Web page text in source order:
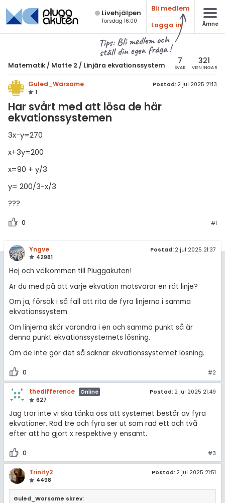
Live­hjälpen
Torsdag 16:00
Bli medlem
Logga in
Ämne
Tips: Bli medlem och
ställ din egen fråga !
Matematik / Matte 2 / Linjära ekvationssystem 7
SVAR
321
VISNINGAR
Guled_Warsame
1
Postad: 2 jul 2025 21:13
Har svårt med att lösa de här
ekvationssystemen
3x-y=270
x+3y=200
x=90 + y/3
y= 200/3-x/3
???
0 #1
Yngve
42981
Postad: 2 jul 2025 21:37
Hej och välkommen till Pluggakuten!
Är du med på att varje ekvation motsvarar en rät linje?
Om ja, försök i så fall att rita de fyra linjerna i samma
ekvationssystem.
Om linjerna skär varandra i en och samma punkt så är
denna punkt ekvationssystemets lösning.
Om de inte gör det så saknar ekvationssystemet lösning.
0 #2
thedifference
Online
627
Postad: 2 jul 2025 21:49
Jag tror inte vi ska tänka oss att systemet består av fyra
ekvationer. Rad tre och fyra ser ut som rad ett och två
efter att ha gjort x respektive y ensamt.
0 #3
Trinity2
4498
Postad: 2 jul 2025 21:51
Guled_Warsame skrev:
Alla ämnen
Alla trådar
7
8
9
1
2
Matematik
Livehjälpen
Topplistor
3 inloggade
Allmänna villkor
Cookie-inställningar
3
4
5
högskolan
(mattedelen)
diskussioner
& Bygg
språk
ämnen
diskussioner